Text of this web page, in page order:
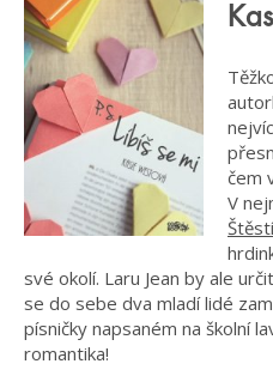
čem
V
své okolí. Laru Jean by ale
se do sebe dva mladí lidé
písničky napsaném na školní
romantika!